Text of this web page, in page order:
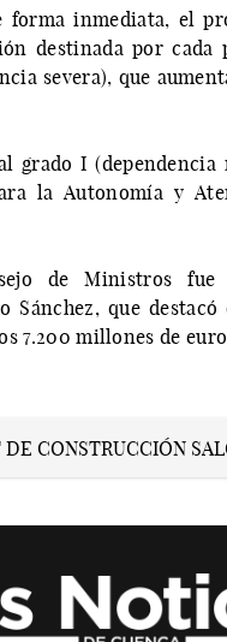
inmediata, el
destinada por cada
severa), que
grado I (dependencia
la Autonomía y
de Ministros fue
Sánchez, que
7.200 millones de